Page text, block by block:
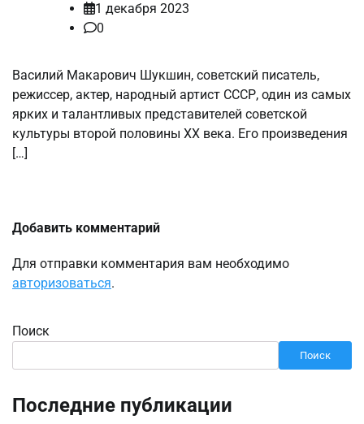
1 декабря 2023
0
Василий Макарович Шукшин, советский писатель,
режиссер, актер, народный артист СССР, один из самых
ярких и талантливых представителей советской
культуры второй половины XX века. Его произведения
[…]
Добавить комментарий
Для отправки комментария вам необходимо
авторизоваться.
Поиск
Поиск
Последние публикации